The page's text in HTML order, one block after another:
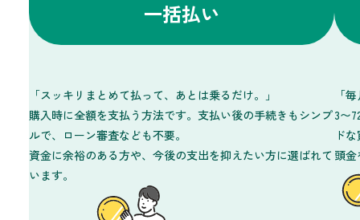
一括払い
「スッキリまとめて払って、あとは乗るだけ。」
購入時に全額を支払う方法です。支払い後の手続きもシンプ
ルで、ローン審査なども不要。
資金に余裕のある方や、今後の支出を抑えたい方に選ばれて
います。
「
3〜
ド
頭